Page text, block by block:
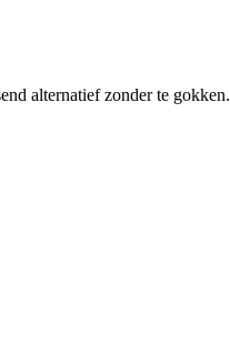
alternatief zonder te gokken.